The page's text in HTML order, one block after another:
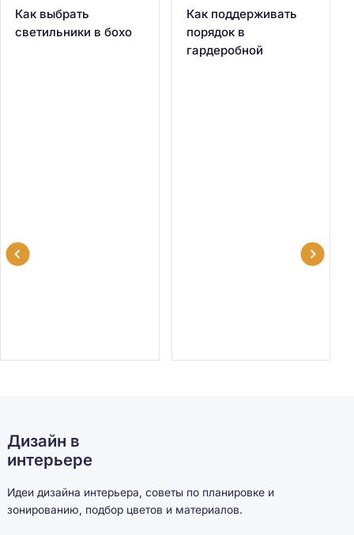
Как выбрать
светильники в бохо
Как поддерживать
порядок в
гардеробной
Дизайн в
интерьере
Идеи дизайна интерьера, советы по планировке и
зонированию, подбор цветов и материалов.